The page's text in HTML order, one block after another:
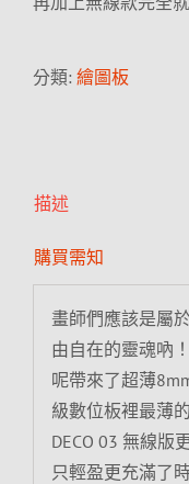
分類: 繪圖板
描述
購買需知
畫師們應該是屬
由自在的靈魂吶
呢帶來了超薄
級數位板裡最薄
DECO 03 無線版
只輕盈更充滿了